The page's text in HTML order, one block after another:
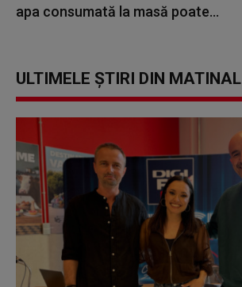
apa consumată la masă poate...
ULTIMELE ȘTIRI DIN MATINAL